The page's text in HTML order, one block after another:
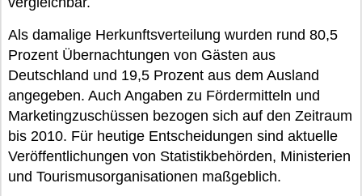
Als damalige Herkunftsverteilung wurden rund 80,5
Prozent Übernachtungen von Gästen aus
Deutschland und 19,5 Prozent aus dem Ausland
angegeben. Auch Angaben zu Fördermitteln und
Marketingzuschüssen bezogen sich auf den Zeitraum
bis 2010. Für heutige Entscheidungen sind aktuelle
Veröffentlichungen von Statistikbehörden, Ministerien
und Tourismusorganisationen maßgeblich.